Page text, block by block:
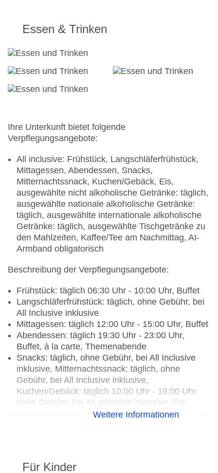
Whirlpool: Januar - Dezember, ohne Gebühr,
Outdoor, Süßwasser, mit Außenbecken, im
Wellnessbereich, Liegen: ohne Gebühr,
Liegestühle: ohne Gebühr, Sonnenschirme: ohne
Gebühr
Souvenirshop, Ladenzeile, Minimarkt, Boutique,
Diskothek/Nachtclub: von 18 Jahre bis 21 Jahre,
Amphitheater, Casino: von 18 Jahre bis 18 Jahre
(Anlage): ohne Gebühr, im öffentlichen Bereich:
ohne Gebühr, an der Rezeption/in der Lobby:
ohne Gebühr, in der Bar: ohne Gebühr, am Pool:
ohne Gebühr
Wäscheservice: gegen Gebühr
Concierge Service, Gepäckservice
Zahlungsarten: TUI Card / VISA, MasterCard,
American Express, die Hinterlegung einer
Kreditkarte beim Check In ist Pflicht
Parkmöglichkeiten: Parkplatz (nach
Reservierung nicht notwendig
Businesscenter: täglich, ohne Gebühr, Sprachen:
deutsch, englisch, spanisch, italienisch,
französisch
Tagungseinrichtungen: Konferenzräume: 2,
klimatisierte Tagungsräume, Tageslicht,
Tagungsequipment: gegen Gebühr, Coffee
Breaks: gegen Gebühr
Gebäudeanzahl: 13, Etagen: 3, Zimmer: 454
Landeskategorie: 4 Sterne
Essen & Trinken
Ihre Unterkunft bietet folgende
Verpflegungsangebote:
All inclusive: Frühstück, Langschläferfrühstück,
Mittagessen, Abendessen, Snacks,
Mitternachtssnack, Kuchen/Gebäck, Eis,
ausgewählte nicht alkoholische Getränke: täglich,
ausgewählte nationale alkoholische Getränke:
täglich, ausgewählte internationale alkoholische
Getränke: täglich, ausgewählte Tischgetränke zu
den Mahlzeiten, Kaffee/Tee am Nachmittag, AI-
Armband obligatorisch
Beschreibung der Verpflegungsangebote:
Frühstück: täglich 06:30 Uhr - 10:00 Uhr, Buffet
Langschläferfrühstück: täglich, ohne Gebühr, bei
All Inclusive inklusive
Mittagessen: täglich 12:00 Uhr - 15:00 Uhr, Buffet
Abendessen: täglich 19:30 Uhr - 23:00 Uhr,
Buffet, à la carte, Themenabende
Snacks: täglich, ohne Gebühr, bei All Inclusive
inklusive, Mitternachtssnack: täglich, ohne
Gebühr, bei All Inclusive inklusive,
Kuchen/Gebäck: täglich 10:00 Uhr - 19:00 Uhr,
ohne Gebühr, bei All Inclusive inklusive, Eis:
täglich 10:00 Uhr - 19:00 Uhr, ohne Gebühr, bei
Sekt, Unterhaltungsprogramm, Silvesterspecial:
Weitere Informationen
Für Kinder